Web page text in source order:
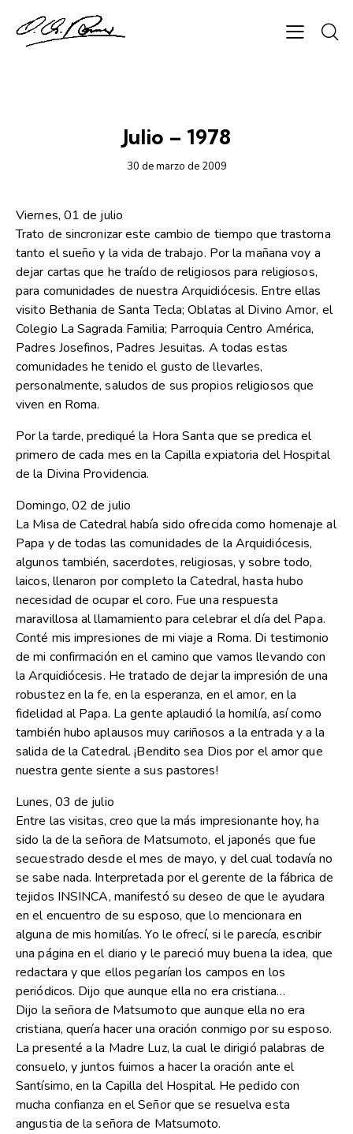
Julio – 1978
30 de marzo de 2009
Viernes, 01 de julio
Trato de sincronizar este cambio de tiempo que trastorna
tanto el sueño y la vida de trabajo. Por la mañana voy a
dejar cartas que he traído de religiosos para religiosos,
para comunidades de nuestra Arquidiócesis. Entre ellas
visito Bethania de Santa Tecla; Oblatas al Divino Amor, el
Colegio La Sagrada Familia; Parroquia Centro América,
Padres Josefinos, Padres Jesuitas. A todas estas
comunidades he tenido el gusto de llevarles,
personalmente, saludos de sus propios religiosos que
viven en Roma.
Por la tarde, prediqué la Hora Santa que se predica el
primero de cada mes en la Capilla expiatoria del Hospital
de la Divina Providencia.
Domingo, 02 de julio
La Misa de Catedral había sido ofrecida como homenaje al
Papa y de todas las comunidades de la Arquidiócesis,
algunos también, sacerdotes, religiosas, y sobre todo,
laicos, llenaron por completo la Catedral, hasta hubo
necesidad de ocupar el coro. Fue una respuesta
maravillosa al llamamiento para celebrar el día del Papa.
Conté mis impresiones de mi viaje a Roma. Di testimonio
de mi confirmación en el camino que vamos llevando con
la Arquidiócesis. He tratado de dejar la impresión de una
robustez en la fe, en la esperanza, en el amor, en la
fidelidad al Papa. La gente aplaudió la homilía, así como
también hubo aplausos muy cariñosos a la entrada y a la
salida de la Catedral. ¡Bendito sea Dios por el amor que
nuestra gente siente a sus pastores!
Lunes, 03 de julio
Entre las visitas, creo que la más impresionante hoy, ha
sido la de la señora de Matsumoto, el japonés que fue
secuestrado desde el mes de mayo, y del cual todavía no
se sabe nada. Interpretada por el gerente de la fábrica de
tejidos INSINCA, manifestó su deseo de que le ayudara
en el encuentro de su esposo, que lo mencionara en
alguna de mis homilías. Yo le ofrecí, si le parecía, escribir
una página en el diario y le pareció muy buena la idea, que
redactara y que ellos pegarían los campos en los
periódicos. Dijo que aunque ella no era cristiana…
Dijo la señora de Matsumoto que aunque ella no era
cristiana, quería hacer una oración conmigo por su esposo.
La presenté a la Madre Luz, la cual le dirigió palabras de
consuelo, y juntos fuimos a hacer la oración ante el
Santísimo, en la Capilla del Hospital. He pedido con
mucha confianza en el Señor que se resuelva esta
angustia de la señora de Matsumoto.